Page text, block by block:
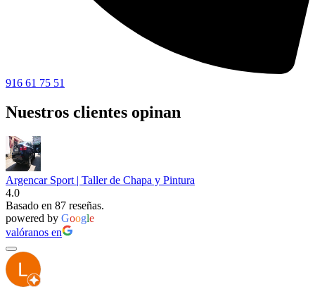
916 61 75 51
Nuestros clientes opinan
Argencar Sport | Taller de Chapa y Pintura
4.0
Basado en 87 reseñas.
powered by Google
valóranos en